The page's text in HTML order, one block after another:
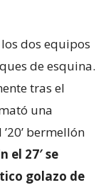
dos equipos
de esquina.
tras el
una
bermellón
el 27′ se
golazo de